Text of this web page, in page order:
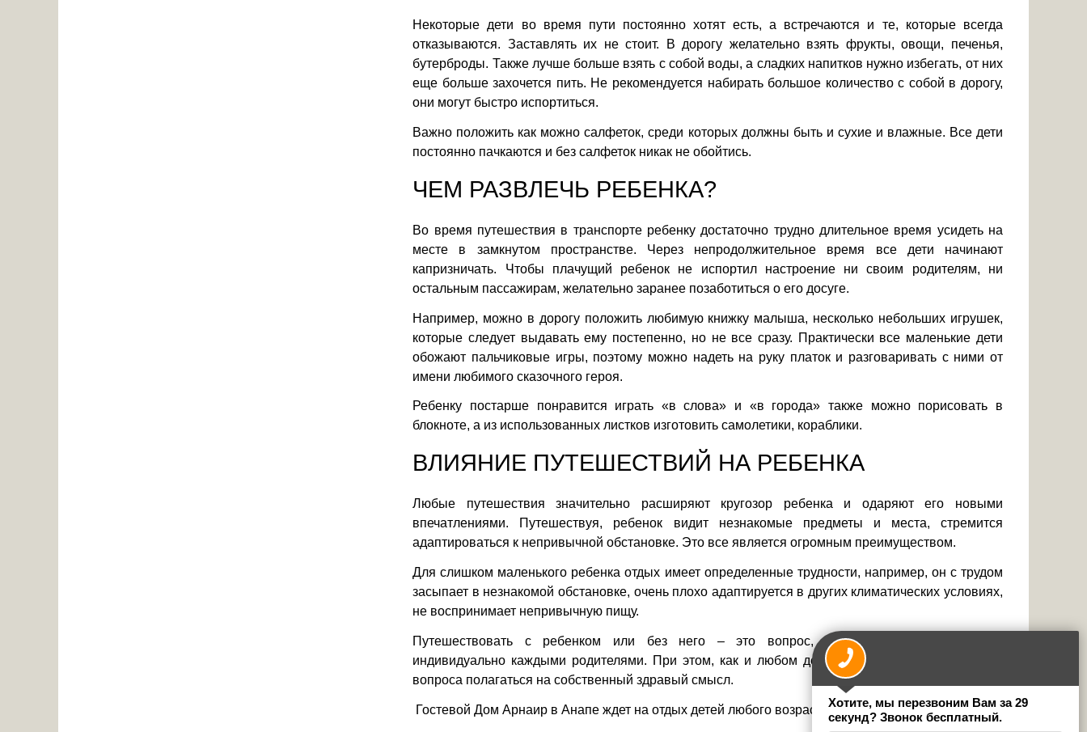
Некоторые дети во время пути постоянно хотят есть, а встречаются и те, которые всегда
отказываются. Заставлять их не стоит. В дорогу желательно взять фрукты, овощи, печенья,
бутерброды. Также лучше больше взять с собой воды, а сладких напитков нужно избегать, от них
еще больше захочется пить. Не рекомендуется набирать большое количество с собой в дорогу,
они могут быстро испортиться.
Важно положить как можно салфеток, среди которых должны быть и сухие и влажные. Все дети
постоянно пачкаются и без салфеток никак не обойтись.
ЧЕМ РАЗВЛЕЧЬ РЕБЕНКА?
Во время путешествия в транспорте ребенку достаточно трудно длительное время усидеть на
месте в замкнутом пространстве. Через непродолжительное время все дети начинают
капризничать. Чтобы плачущий ребенок не испортил настроение ни своим родителям, ни
остальным пассажирам, желательно заранее позаботиться о его досуге.
Например, можно в дорогу положить любимую книжку малыша, несколько небольших игрушек,
которые следует выдавать ему постепенно, но не все сразу. Практически все маленькие дети
обожают пальчиковые игры, поэтому можно надеть на руку платок и разговаривать с ними от
имени любимого сказочного героя.
Ребенку постарше понравится играть «в слова» и «в города» также можно порисовать в
блокноте, а из использованных листков изготовить самолетики, кораблики.
ВЛИЯНИЕ ПУТЕШЕСТВИЙ НА РЕБЕНКА
Любые путешествия значительно расширяют кругозор ребенка и одаряют его новыми
впечатлениями. Путешествуя, ребенок видит незнакомые предметы и места, стремится
адаптироваться к непривычной обстановке. Это все является огромным преимуществом.
Для слишком маленького ребенка отдых имеет определенные трудности, например, он с трудом
засыпает в незнакомой обстановке, очень плохо адаптируется в других климатических условиях,
не воспринимает непривычную пищу.
Путешествовать с ребенком или без него – это вопрос, который должен решаться
индивидуально каждыми родителями. При этом, как и любом деле, важно при решении этого
вопроса полагаться на собственный здравый смысл.
Гостевой Дом Арнаир в Анапе ждет на отдых детей любого возраста, даже самых маленьких.
Хотите, мы перезвоним Вам за 29
секунд? Звонок бесплатный.